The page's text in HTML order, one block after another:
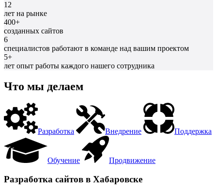
12
лет на рынке
400+
созданных сайтов
6
специалистов работают в команде над вашим проектом
5+
лет опыт работы каждого нашего сотрудника
Что мы делаем
Разработка Внедрение Поддержка
Обучение Продвижение
Разработка сайтов в Хабаровске